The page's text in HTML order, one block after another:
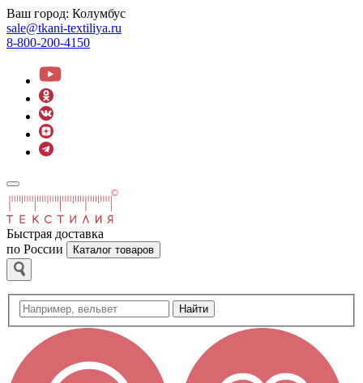
Ваш город: Колумбус
sale@tkani-textiliya.ru
8-800-200-4150
Быстрая доставка
по России
Каталог товаров
Найти